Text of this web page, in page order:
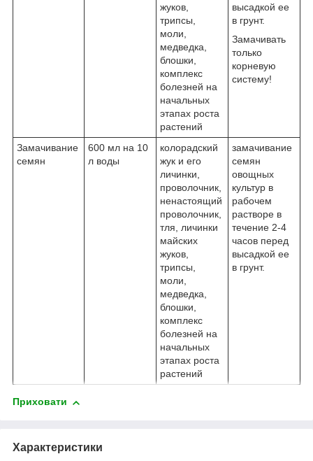
жуков,
трипсы,
моли,
медведка,
блошки,
комплекс
болезней на
начальных
этапах роста
растений
высадкой ее
в грунт.
Замачивать
только
корневую
систему!
Замачивание
семян
600 мл на 10
л воды
колорадский
жук и его
личинки,
проволочник,
ненастоящий
проволочник,
тля, личинки
майских
жуков,
трипсы,
моли,
медведка,
блошки,
комплекс
болезней на
начальных
этапах роста
растений
замачивание
семян
овощных
культур в
рабочем
растворе в
течение 2-4
часов перед
высадкой ее
в грунт.
Приховати
Характеристики